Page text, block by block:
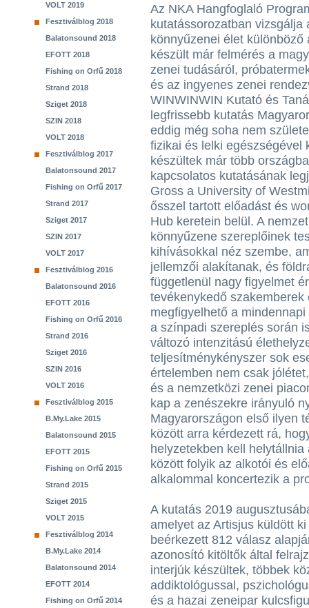
VOLT 2019
Fesztiválblog 2018
Balatonsound 2018
EFOTT 2018
Fishing on Orfű 2018
Strand 2018
Sziget 2018
SZIN 2018
VOLT 2018
Fesztiválblog 2017
Balatonsound 2017
Fishing on Orfű 2017
Strand 2017
Sziget 2017
SZIN 2017
VOLT 2017
Fesztiválblog 2016
Balatonsound 2016
EFOTT 2016
Fishing on Orfű 2016
Strand 2016
Sziget 2016
SZIN 2016
VOLT 2016
Fesztiválblog 2015
B.My.Lake 2015
Balatonsound 2015
EFOTT 2015
Fishing on Orfű 2015
Strand 2015
Sziget 2015
VOLT 2015
Fesztiválblog 2014
B.My.Lake 2014
Balatonsound 2014
EFOTT 2014
Fishing on Orfű 2014
Az NKA Hangfoglaló
kutatássorozatban vizsgálja
könnyűzenei élet különböző
készült már felmérés a
zenei tudásáról,
és az ingyenes zenei
WINWINWIN Kutató és
legfrissebb kutatás
eddig még soha nem
fizikai és lelki egészségével
készültek már több
kapcsolatos kutatásának
Gross a University of
ősszel tartott előadást és
Hub keretein belül. A
könnyűzene szereplőinek
kihívásokkal néz szembe,
jellemzői alakítanak, és
függetlenül nagy figyelmet
tevékenykedő
megfigyelhető a
a színpadi szereplés során
változó intenzitású
teljesítménykényszer sok
értelemben nem csak
és a nemzetközi zenei
kap a zenészekre irányuló
Magyarországon első ilyen
között arra kérdezett rá,
helyzetekben kell
között folyik az alkotói és
alkalommal koncertezik a
A kutatás 2019
amelyet az Artisjus küldött
beérkezett 812 válasz
azonosító kitöltők által
interjúk készültek, többek
addiktológussal,
és a hazai zeneipar